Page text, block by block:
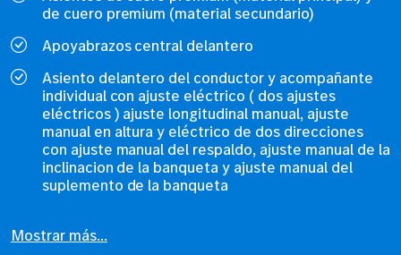
de cuero premium (material secundario)
Apoyabrazos central delantero
Asiento delantero del conductor y acompañante
individual con ajuste eléctrico ( dos ajustes
eléctricos ) ajuste longitudinal manual, ajuste
manual en altura y eléctrico de dos direcciones
con ajuste manual del respaldo, ajuste manual de la
inclinacion de la banqueta y ajuste manual del
suplemento de la banqueta
Mostrar más...